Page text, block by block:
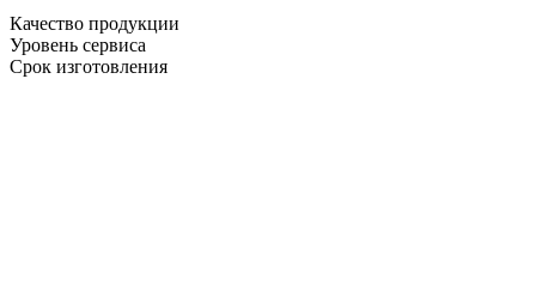
Качество продукции
Уровень сервиса
Срок изготовления